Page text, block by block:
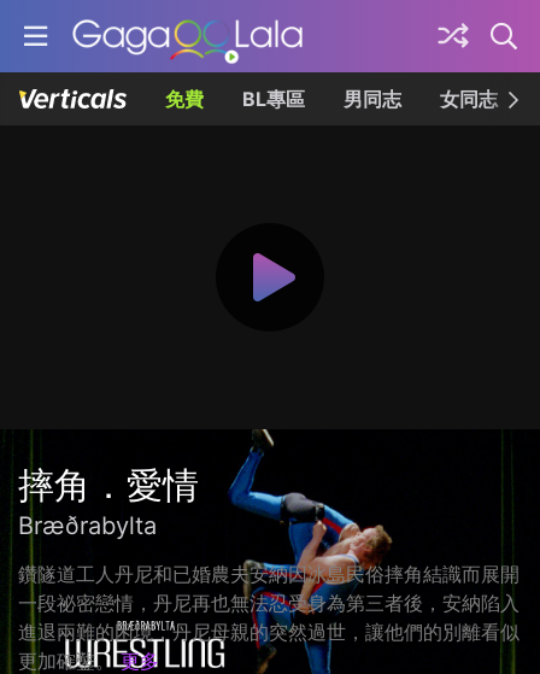
免費 BL專區 男同志 女同志
摔角．愛情
Bræðrabylta
鑽隧道工人丹尼和已婚農夫安納因冰島民俗摔角結識而展開
一段祕密戀情，丹尼再也無法忍受身為第三者後，安納陷入
進退兩難的困境，丹尼母親的突然過世，讓他們的別離看似
更加確鑿。 更多